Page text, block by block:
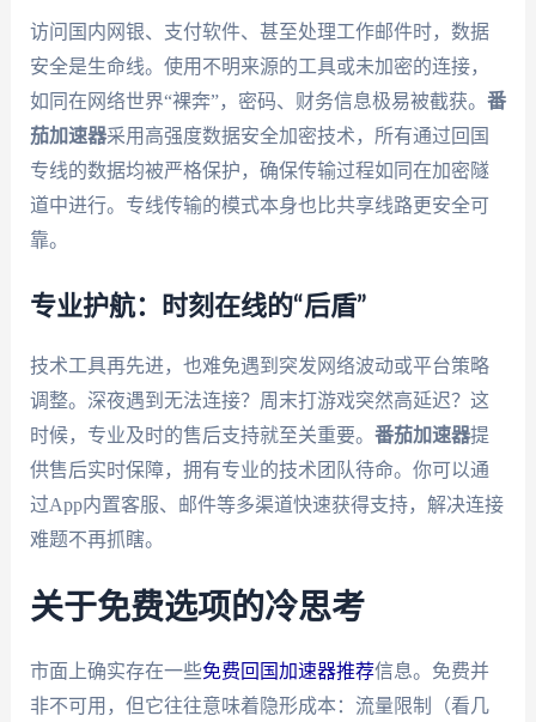
访问国内网银、支付软件、甚至处理工作邮件时，数据
安全是生命线。使用不明来源的工具或未加密的连接，
如同在网络世界“裸奔”，密码、财务信息极易被截获。 番
茄加速器采用高强度数据安全加密技术，所有通过回国
专线的数据均被严格保护，确保传输过程如同在加密隧
道中进行。专线传输的模式本身也比共享线路更安全可
靠。
专业护航：时刻在线的“后盾”
技术工具再先进，也难免遇到突发网络波动或平台策略
调整。深夜遇到无法连接？周末打游戏突然高延迟？这
时候，专业及时的售后支持就至关重要。 番茄加速器提
供售后实时保障，拥有专业的技术团队待命。你可以通
过App内置客服、邮件等多渠道快速获得支持，解决连接
难题不再抓瞎。
关于免费选项的冷思考
市面上确实存在一些免费回国加速器推荐信息。免费并
非不可用，但它往往意味着隐形成本：流量限制（看几